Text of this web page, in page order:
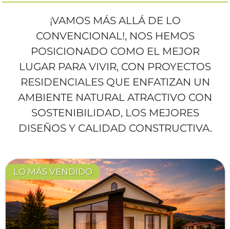
¡VAMOS MÁS ALLÁ DE LO
CONVENCIONAL!, NOS HEMOS
POSICIONADO COMO EL MEJOR
LUGAR PARA VIVIR, CON PROYECTOS
RESIDENCIALES QUE ENFATIZAN UN
AMBIENTE NATURAL ATRACTIVO CON
SOSTENIBILIDAD, LOS MEJORES
DISEÑOS Y CALIDAD CONSTRUCTIVA.
LO MÁS VENDIDO